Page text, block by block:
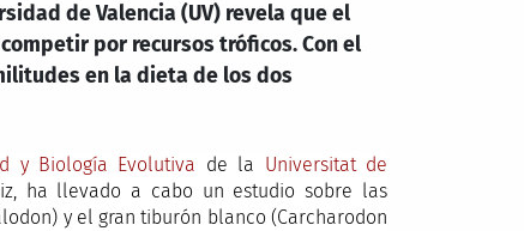
de Valencia (UV) revela que el
por recursos tróficos. Con el
en la dieta de los dos
y Biología Evolutiva de la Universitat de
ha llevado a cabo un estudio sobre las
y el gran tiburón blanco (Carcharodon